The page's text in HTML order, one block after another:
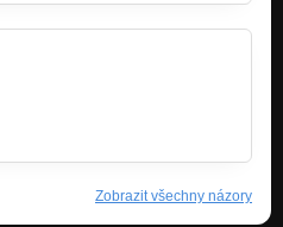
Zobrazit všechny názory